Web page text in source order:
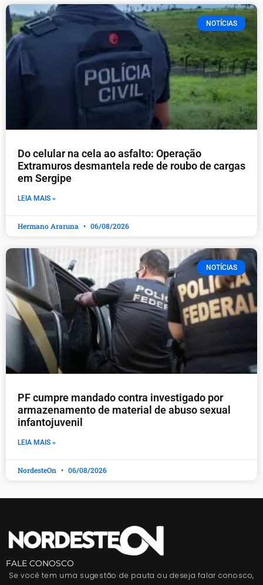
NOTÍCIAS
Do celular na cela ao asfalto: Operação
Extramuros desmantela rede de roubo de cargas
em Sergipe
LEIA MAIS »
Hermano Araruna 06/08/2026
NOTÍCIAS
PF cumpre mandado contra investigado por
armazenamento de material de abuso sexual
infantojuvenil
LEIA MAIS »
NordesteOn 06/08/2026
FALE CONOSCO
Se você tem uma sugestão de pauta ou deseja falar conosco,